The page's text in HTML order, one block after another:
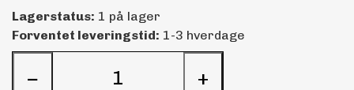
Lagerstatus: 1 på lager
Forventet leveringstid: 1-3 hverdage
− +